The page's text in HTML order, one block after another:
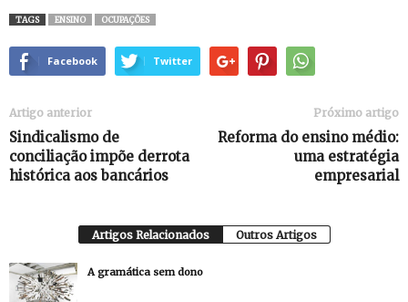
TAGS ENSINO OCUPAÇÕES
Facebook Twitter
Artigo anterior
Sindicalismo de
conciliação impõe derrota
histórica aos bancários
Próximo artigo
Reforma do ensino médio:
uma estratégia
empresarial
Artigos Relacionados Outros Artigos
A gramática sem dono